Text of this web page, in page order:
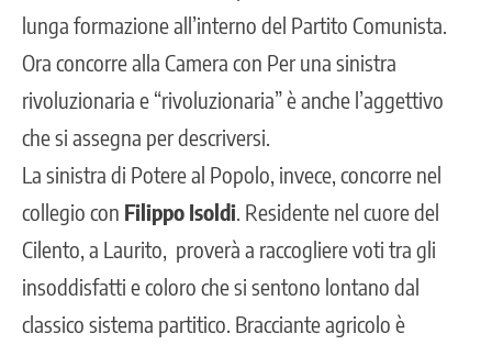
lunga formazione all’interno del Partito Comunista.
Ora concorre alla Camera con Per una sinistra
rivoluzionaria e “rivoluzionaria” è anche l’aggettivo
che si assegna per descriversi.
La sinistra di Potere al Popolo, invece, concorre nel
collegio con Filippo Isoldi . Residente nel cuore del
Cilento, a Laurito, proverà a raccogliere voti tra gli
insoddisfatti e coloro che si sentono lontano dal
classico sistema partitico. Bracciante agricolo è